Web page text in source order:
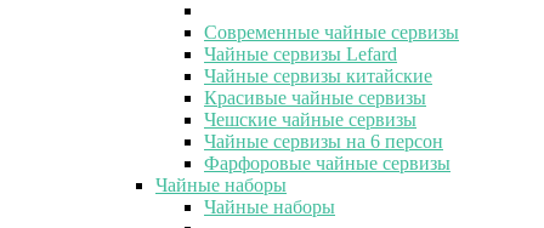
Современные чайные сервизы
Чайные сервизы Lefard
Чайные сервизы китайские
Красивые чайные сервизы
Чешские чайные сервизы
Чайные сервизы на 6 персон
Фарфоровые чайные сервизы
Чайные наборы
Чайные наборы